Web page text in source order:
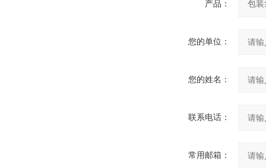
产品：
您的单位：
您的姓名：
联系电话：
常用邮箱：